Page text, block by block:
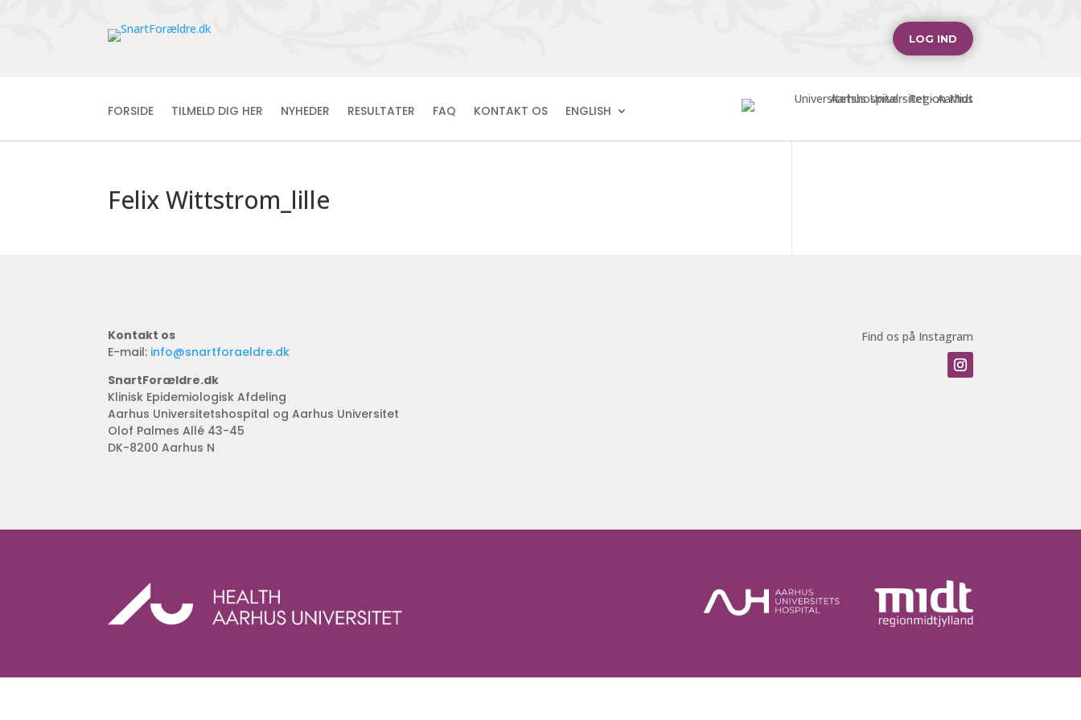
LOG IND
FORSIDE TILMELD DIG HER NYHEDER RESULTATER FAQ KONTAKT OS ENGLISH
Felix Wittstrom_lille
Kontakt os
E-mail: info@snartforaeldre.dk
SnartForældre.dk
Klinisk Epidemiologisk Afdeling
Aarhus Universitetshospital og Aarhus Universitet
Olof Palmes Allé 43-45
DK-8200 Aarhus N
Find os på Instagram